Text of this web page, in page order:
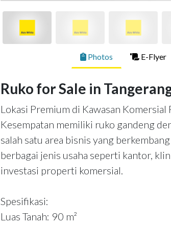
Photos E-Flyer
Ruko for Sale in
Lokasi Premium di Kawasan
Kesempatan memiliki ruko gandeng
salah satu area bisnis yang
berbagai jenis usaha seperti kantor,
investasi properti komersial.
Spesifikasi:
Luas Tanah: 90 m²